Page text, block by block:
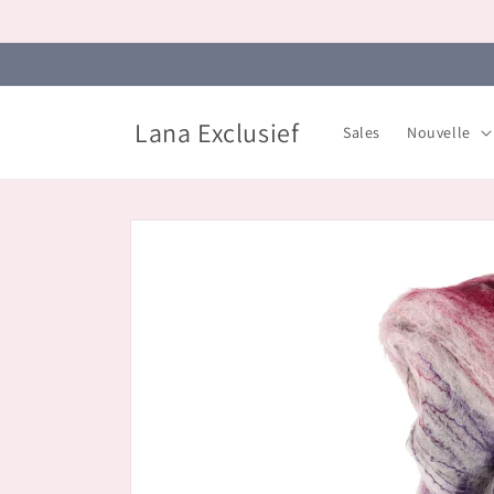
au
Lana Exclusief Sales Nouvelle
Passer aux